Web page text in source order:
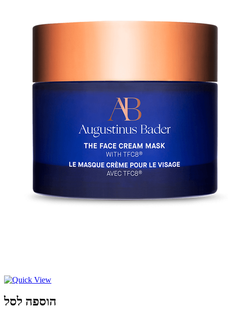
הוספה לסל